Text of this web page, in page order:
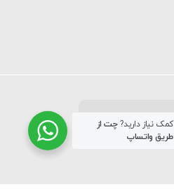
کمک نیاز دارید?چت از
طریق واتساپ